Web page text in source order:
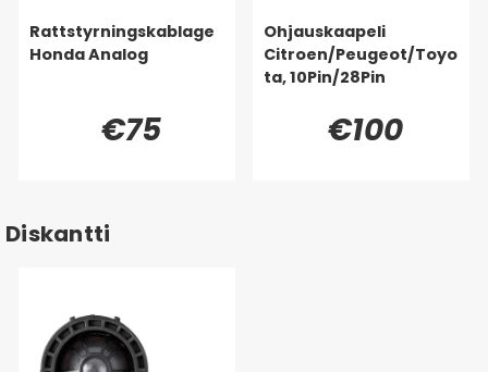
Rattstyrningskablage
Honda Analog
€75
Ohjauskaapeli
Citroen/Peugeot/Toyo
ta, 10Pin/28Pin
€100
Diskantti